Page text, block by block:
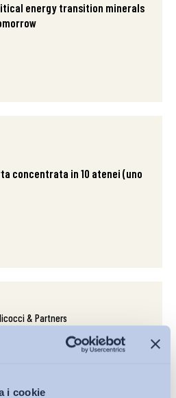
i cookie
energy transition minerals
concentrata in 10 atenei (uno
& Partners